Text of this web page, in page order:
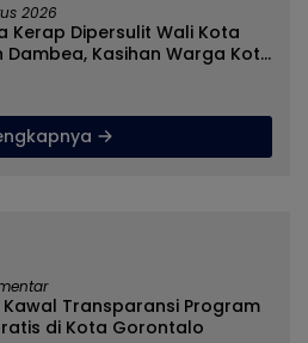
2026
Kerap Dipersulit Wali Kota
Dambea, Kasihan Warga Kota
Kawal Transparansi Program
di Kota Gorontalo